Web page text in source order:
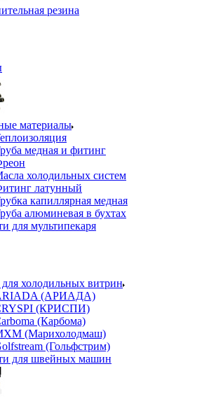
резина
материалы
медная и фитинг
холодильных систем
латунный
капиллярная медная
алюминевая в бухтах
для мультипекаря
холодильных витрин
(АРИАДА)
(КРИСПИ)
(Карбома)
(Марихолодмаш)
(Гольфстрим)
для швейных машин